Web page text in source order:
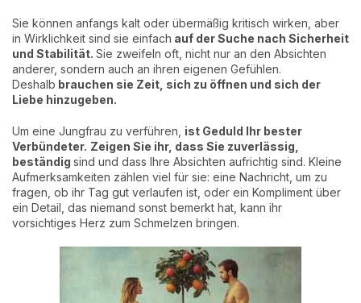
Sie können anfangs kalt oder übermäßig kritisch wirken, aber
in Wirklichkeit sind sie einfach auf der Suche nach Sicherheit
und Stabilität. Sie zweifeln oft, nicht nur an den Absichten
anderer, sondern auch an ihren eigenen Gefühlen.
Deshalb brauchen sie Zeit, sich zu öffnen und sich der
Liebe hinzugeben.
Um eine Jungfrau zu verführen, ist Geduld Ihr bester
Verbündeter. Zeigen Sie ihr, dass Sie zuverlässig,
beständig sind und dass Ihre Absichten aufrichtig sind. Kleine
Aufmerksamkeiten zählen viel für sie: eine Nachricht, um zu
fragen, ob ihr Tag gut verlaufen ist, oder ein Kompliment über
ein Detail, das niemand sonst bemerkt hat, kann ihr
vorsichtiges Herz zum Schmelzen bringen.